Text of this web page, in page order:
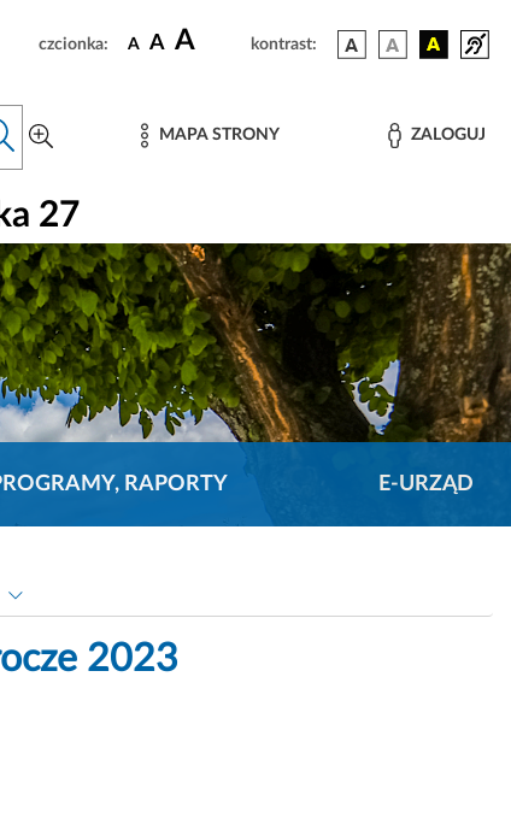
czcionka: A A A kontrast:
MAPA STRONY ZALOGUJ
27
RAPORTY E-URZĄD
2023